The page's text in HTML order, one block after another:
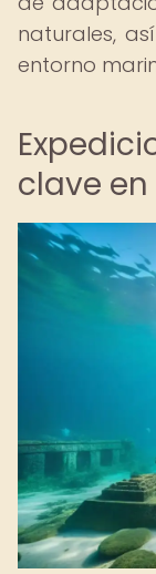
naturales,
entorno
clave